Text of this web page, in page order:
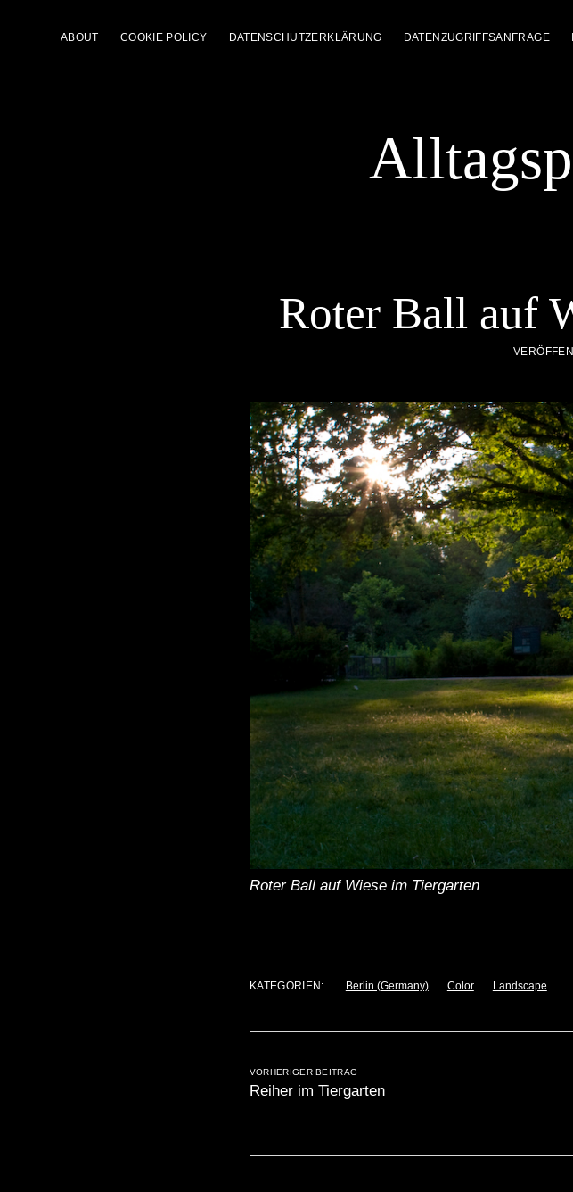
ABOUT COOKIE POLICY DATENSCHUTZERKLÄRUNG DATENZUGRIFFSANFRAGE
Roter Ball auf
Roter Ball auf Wiese im Tiergarten
KATEGORIEN: Berlin (Germany) Color Landscape
VORHERIGER BEITRAG
Reiher im Tiergarten